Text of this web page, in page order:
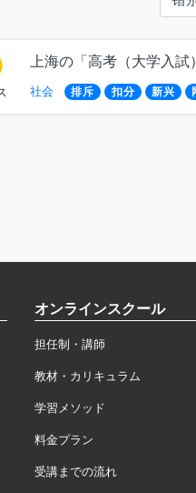
上海の「高考（大学入
社会 排斥 扣分 新兴
オンラインスクール
担任制・講師
教材・カリキュラム
学習メソッド
料金プラン
受講までの流れ